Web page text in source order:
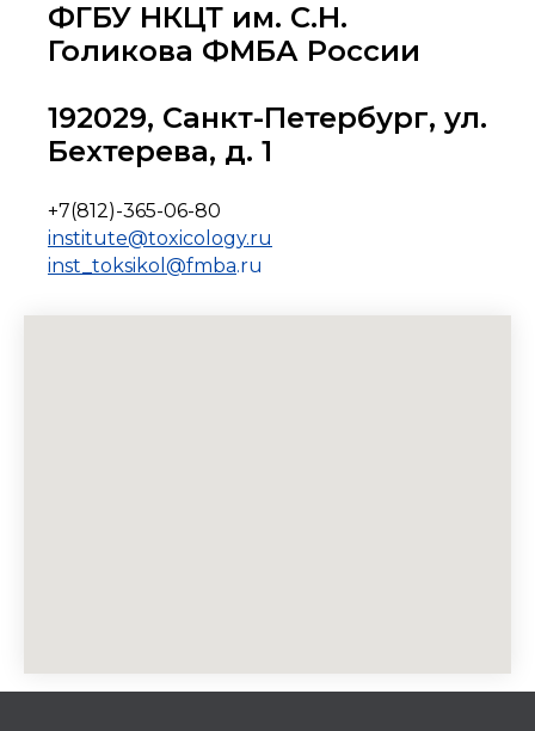
ФГБУ НКЦТ им. С.Н.
Голикова ФМБА России
192029, Санкт-Петербург, ул.
Бехтерева, д. 1
+7(812)-365-06-80
institute@toxicology.ru
inst_toksikol@fmba.ru